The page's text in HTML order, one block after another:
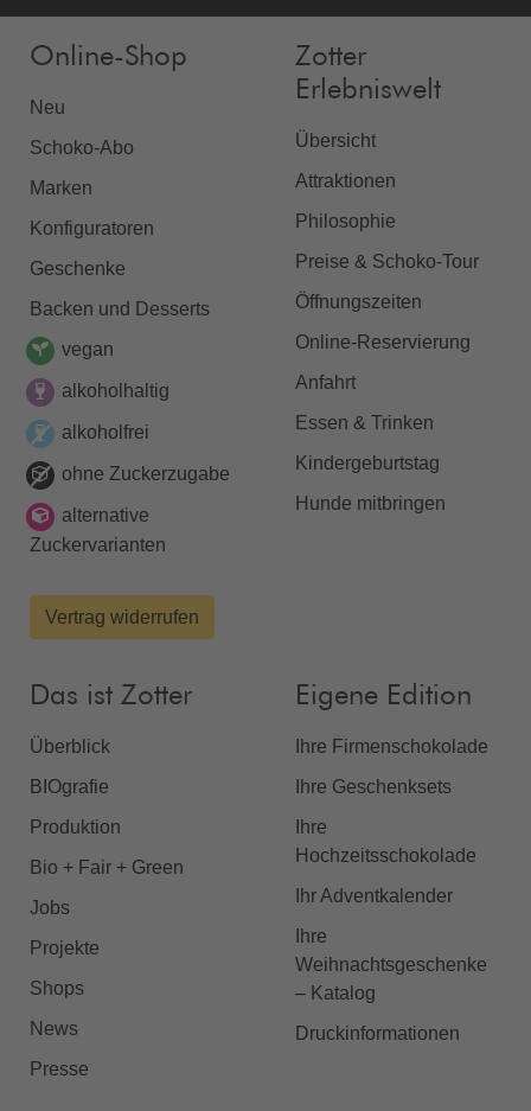
Online-Shop
Neu
Schoko-Abo
Marken
Konfiguratoren
Geschenke
Backen und Desserts
vegan
alkoholhaltig
alkoholfrei
ohne Zuckerzugabe
alternative
Zuckervarianten
Vertrag widerrufen
Zotter
Erlebniswelt
Übersicht
Attraktionen
Philosophie
Preise & Schoko-Tour
Öffnungszeiten
Online-Reservierung
Anfahrt
Essen & Trinken
Kindergeburtstag
Hunde mitbringen
Das ist Zotter
Überblick
BIOgrafie
Produktion
Bio + Fair + Green
Jobs
Projekte
Shops
News
Presse
Eigene Edition
Ihre Firmenschokolade
Ihre Geschenksets
Ihre
Hochzeitsschokolade
Ihr Adventkalender
Ihre
Weihnachtsgeschenke
– Katalog
Druckinformationen